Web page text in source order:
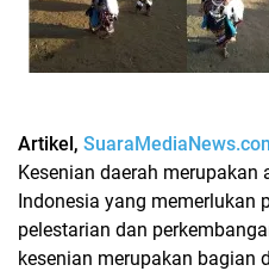
Artikel,
Kesenian daerah merupakan
Indonesia yang memerlukan
pelestarian dan
kesenian merupakan bagian